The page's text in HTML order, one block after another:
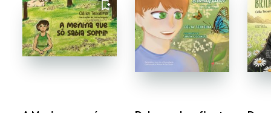
FAVORITO